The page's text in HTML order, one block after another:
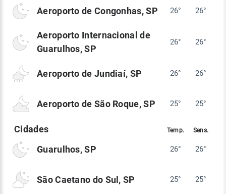
Aeroporto de Congonhas, SP 26° 26°
Aeroporto Internacional de
Guarulhos, SP
26° 26°
Aeroporto de Jundiaí, SP 26° 26°
Aeroporto de São Roque, SP 25° 25°
Guarulhos, SP 26° 26°
São Caetano do Sul, SP 25° 25°